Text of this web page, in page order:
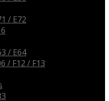
/ E72
/ E64
/ F12 / F13